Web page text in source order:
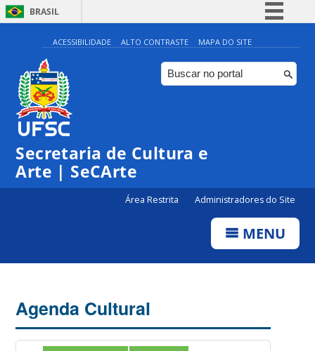
BRASIL
Simplifique!
Comunica BR
Participe
ACESSIBILIDADE ALTO CONTRASTE MAPA DO SITE
Secretaria de Cultura e
Arte | SeCArte
Área Restrita Administradores do Site
MENU
Agenda Cultural